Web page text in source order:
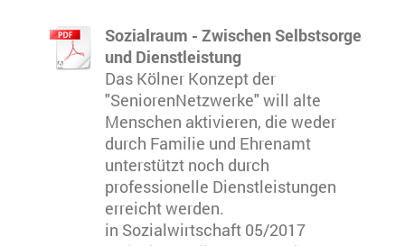
Sozialraum - Zwischen Selbstsorge
und Dienstleistung
Das Kölner Konzept der
"SeniorenNetzwerke" will alte
Menschen aktivieren, die weder
durch Familie und Ehrenamt
unterstützt noch durch
professionelle Dienstleistungen
erreicht werden.
in Sozialwirtschaft 05/2017